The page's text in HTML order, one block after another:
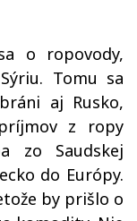
o ropovody,
Tomu sa
aj Rusko,
z ropy
zo Saudskej
do Európy.
by prišlo o